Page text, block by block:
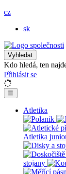
cz
sk
Vyhledat
Kdo hledá, ten
Přihlásit se
☰
Atletika
Atletika
stojany